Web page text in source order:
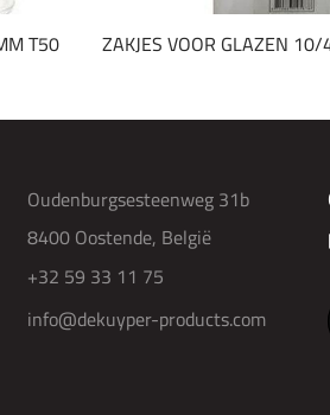
T50 ZAKJES VOOR GLAZEN
Oudenburgsesteenweg 31b
8400 Oostende, België
+32 59 33 11 75
info@dekuyper-products.com